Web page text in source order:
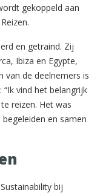
gekoppeld aan
en getraind. Zij
Ibiza en Egypte,
van de deelnemers is
vind het belangrijk
reizen. Het was
en samen
bij